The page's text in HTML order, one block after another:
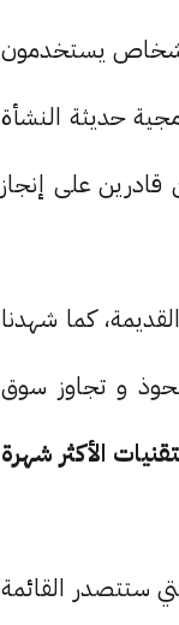
- أشخاص يستخدمون
حديثة النشأة
قادرين على إنجاز
القديمة، كما شهدنا
و تجاوز سوق
الأكثر شهرة
ستتصدر القائمة